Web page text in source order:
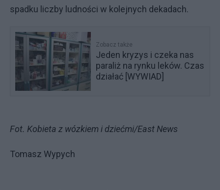
spadku liczby ludności w kolejnych dekadach.
Zobacz także
Jeden kryzys i czeka nas
paraliż na rynku leków. Czas
działać [WYWIAD]
Fot. Kobieta z wózkiem i dziećmi/East News
Tomasz Wypych